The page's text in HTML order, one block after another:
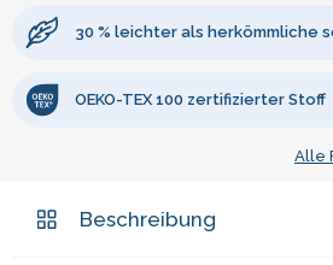
30 % leichter als herkömmliche
OEKO-TEX 100 zertifizierter Stoff
Alle
Beschreibung